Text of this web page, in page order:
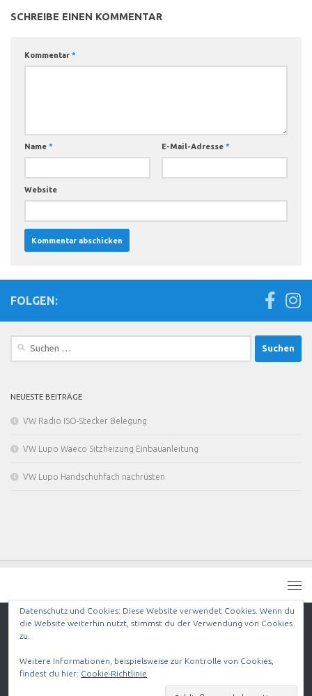
SCHREIBE EINEN KOMMENTAR
Kommentar *
Name * E-Mail-Adresse *
Website
FOLGEN:
NEUESTE BEITRÄGE
VW Radio ISO-Stecker Belegung
VW Lupo Waeco Sitzheizung Einbauanleitung
VW Lupo Handschuhfach nachrüsten
Präsentiert von - Entworfen mit demHueman-Theme
Datenschutz und Cookies: Diese Website verwendet Cookies. Wenn du
die Website weiterhin nutzt, stimmst du der Verwendung von Cookies
zu.
Weitere Informationen, beispielsweise zur Kontrolle von Cookies,
findest du hier: Cookie-Richtlinie